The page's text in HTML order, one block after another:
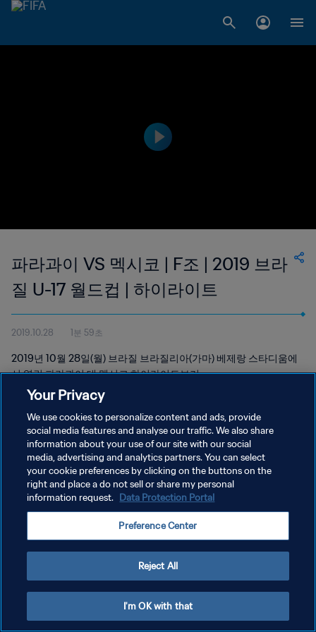
파라과이 VS 멕시코 | F조 | 2019 브라
질 U-17 월드컵 | 하이라이트
2019.10.28 1분 59초
2019년 10월 28일(월) 브라질 브라질리아(가마) 베제랑 스타디움에
서 열린 파라과이 대 멕시코 하이라이트보기
개인정보 보호정책
서비스 약관
쿠키 기본 설정 관리
Your Privacy
We use cookies to personalize content and ads, provide
social media features and analyse our traffic. We also share
information about your use of our site with our social
media, advertising and analytics partners. You can select
your cookie preferences by clicking on the buttons on the
right and place a do not sell or share my personal
information request. Data Protection Portal
Preference Center
Reject All
I'm OK with that